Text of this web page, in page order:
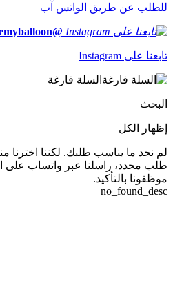
للطلب عن طريق الواتس آب
@bemyballoon
تابعنا على Instagram
السلة فارغة
البحث
إظهار الكل
لم نجد ما يناسب طلبك. لكننا اخترنا
موظفونا بالتأكيد.
no_found_desc